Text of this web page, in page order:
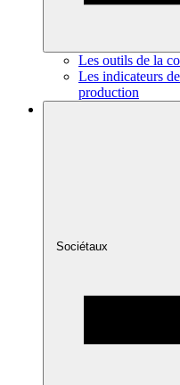
Les outils de la
Les indicateurs
production
Sociétaux